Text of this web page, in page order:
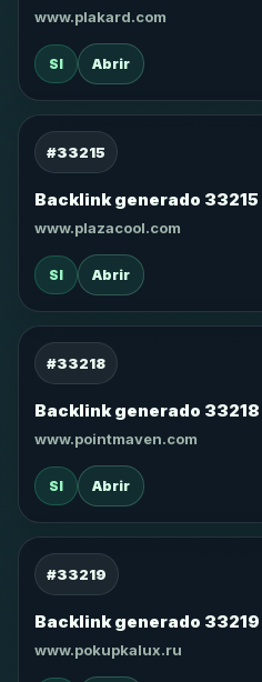
www.plakard.com
SI Abrir
#33215
Backlink generado 33215
www.plazacool.com
SI Abrir
#33218
Backlink generado 33218
www.pointmaven.com
SI Abrir
#33219
Backlink generado 33219
www.pokupkalux.ru